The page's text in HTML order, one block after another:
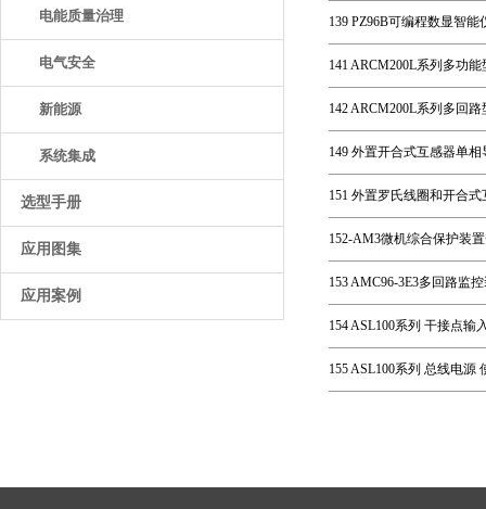
电能质量治理
电气安全
新能源
系统集成
选型手册
应用图集
应用案例
139 PZ96B可编程数显智能
141 ARCM200L系列多功
142 ARCM200L系列多回
149 外置开合式互感器单
151 外置罗氏线圈和开合式
152-AM3微机综合保护装
153 AMC96-3E3多回路监
154 ASL100系列 干接点输
155 ASL100系列 总线电源